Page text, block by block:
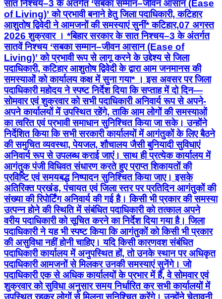
सात निश्चय–3 के अंतर्गत ‘सबका सम्मान–जीवन आसान (Ease
of Living)’ को प्रभावी बनाने हेतु जिला पदाधिकारी, कटिहार
आशुतोष द्विवेदी ने आमजनों की समस्याएं सुनीं* कटिहार,07 अगस्त
2026 शुक्रवार । *बिहार सरकार के सात निश्चय–3 के अंतर्गत
सातवें निश्चय ‘सबका सम्मान–जीवन आसान (Ease of
Living)’ को प्रभावी रूप से लागू करने के उद्देश्य से जिला
पदाधिकारी, कटिहार आशुतोष द्विवेदी के द्वारा आम जनमानस की
समस्याओं को कार्यालय कक्ष में सुना गया* । इस अवसर पर जिला
पदाधिकारी महोदय ने स्पष्ट निर्देश दिया कि सप्ताह में दो दिन—
सोमवार एवं शुक्रवार को सभी पदाधिकारी अनिवार्य रूप से अपने-
अपने कार्यालयों में उपस्थित रहेंगे, ताकि आम लोगों की समस्याओं
का त्वरित एवं प्रभावी समाधान सुनिश्चित किया जा सके। उन्होंने
निर्देशित किया कि सभी सरकारी कार्यालयों में आगंतुकों के लिए बैठने
की समुचित व्यवस्था, पेयजल, शौचालय जैसी बुनियादी सुविधाएं
अनिवार्य रूप से उपलब्ध कराई जाएं। साथ ही प्रत्येक कार्यालय में
आगंतुक पंजी विधिवत संधारण करते हुए प्राप्त शिकायतों की
प्रविष्टि एवं समयबद्ध निष्पादन सुनिश्चित किया जाए। इसके
अतिरिक्त प्रखंड, पंचायत एवं जिला स्तर पर प्रतिदिन आगंतुकों की
संख्या की रिपोर्टिंग अनिवार्य की गई है। किसी भी प्रकार की समस्या
उत्पन्न होने की स्थिति में संबंधित पदाधिकारी को तत्काल अपने
वरीय पदाधिकारी को सूचित करने का निर्देश दिया गया है। जिला
पदाधिकारी ने यह भी स्पष्ट किया कि आगंतुकों को किसी भी प्रकार
की असुविधा नहीं होनी चाहिए। यदि किसी कारणवश संबंधित
पदाधिकारी कार्यालय में अनुपस्थित हों, तो उनके स्थान पर अधिकृत
पदाधिकारी आमजनों से मिलकर उनकी समस्याएं सुनेंगे। जो
पदाधिकारी एक से अधिक कार्यालयों के प्रभार में हैं, वे सोमवार एवं
शुक्रवार को सुविधा अनुसार समय निर्धारित कर सभी कार्यालयों में